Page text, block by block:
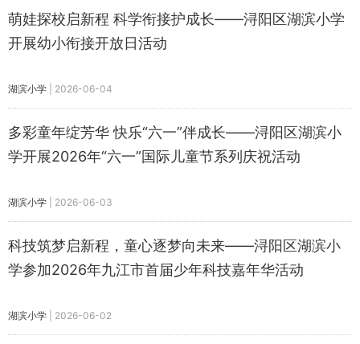
萌娃探校启新程 科学衔接护成长——浔阳区湖滨小学
开展幼小衔接开放日活动
湖滨小学 2026-06-04
多彩童年绽芳华 快乐“六一”伴成长——浔阳区湖滨小
学开展2026年“六一”国际儿童节系列庆祝活动
湖滨小学 2026-06-03
科技筑梦启新程，童心逐梦向未来——浔阳区湖滨小
学参加2026年九江市首届少年科技嘉年华活动
湖滨小学 2026-06-02